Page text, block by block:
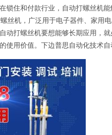
锁住和付款行业，自动打螺丝机
丝机，广泛用于电子器件、家用
动打螺丝机要想能够长期应用，
使用价值。下边普思自动化技术